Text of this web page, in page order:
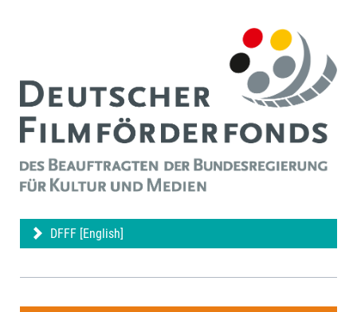
DFFF [English]